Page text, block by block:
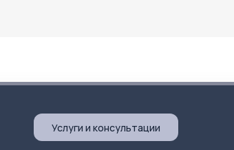
Услуги и консультации